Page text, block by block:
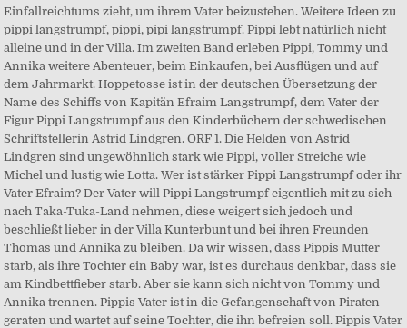
Einfallreichtums zieht, um ihrem Vater beizustehen. Weitere Ideen zu
pippi langstrumpf, pippi, pipi langstrumpf. Pippi lebt natürlich nicht
alleine und in der Villa. Im zweiten Band erleben Pippi, Tommy und
Annika weitere Abenteuer, beim Einkaufen, bei Ausflügen und auf
dem Jahrmarkt. Hoppetosse ist in der deutschen Übersetzung der
Name des Schiffs von Kapitän Efraim Langstrumpf, dem Vater der
Figur Pippi Langstrumpf aus den Kinderbüchern der schwedischen
Schriftstellerin Astrid Lindgren. ORF 1. Die Helden von Astrid
Lindgren sind ungewöhnlich stark wie Pippi, voller Streiche wie
Michel und lustig wie Lotta. Wer ist stärker Pippi Langstrumpf oder ihr
Vater Efraim? Der Vater will Pippi Langstrumpf eigentlich mit zu sich
nach Taka-Tuka-Land nehmen, diese weigert sich jedoch und
beschließt lieber in der Villa Kunterbunt und bei ihren Freunden
Thomas und Annika zu bleiben. Da wir wissen, dass Pippis Mutter
starb, als ihre Tochter ein Baby war, ist es durchaus denkbar, dass sie
am Kindbettfieber starb. Aber sie kann sich nicht von Tommy und
Annika trennen. Pippis Vater ist in die Gefangenschaft von Piraten
geraten und wartet auf seine Tochter, die ihn befreien soll. Pippis Vater